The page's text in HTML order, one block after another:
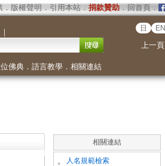
． 版權聲明 ． 引用本站． 捐款贊助．回首頁．
｜ 日 EN
上一頁
佛典． 語言教學． 相關連結
相關連結
。 人名規範檢索